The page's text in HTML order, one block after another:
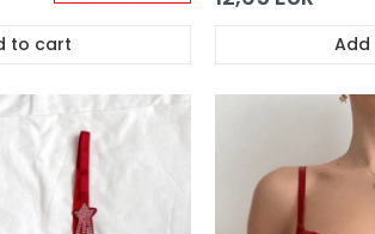
to cart